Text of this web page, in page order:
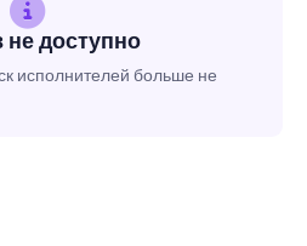
не доступно
исполнителей больше не